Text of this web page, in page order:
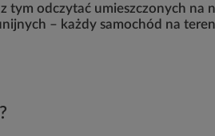
tym odczytać umieszczonych na
– każdy samochód na